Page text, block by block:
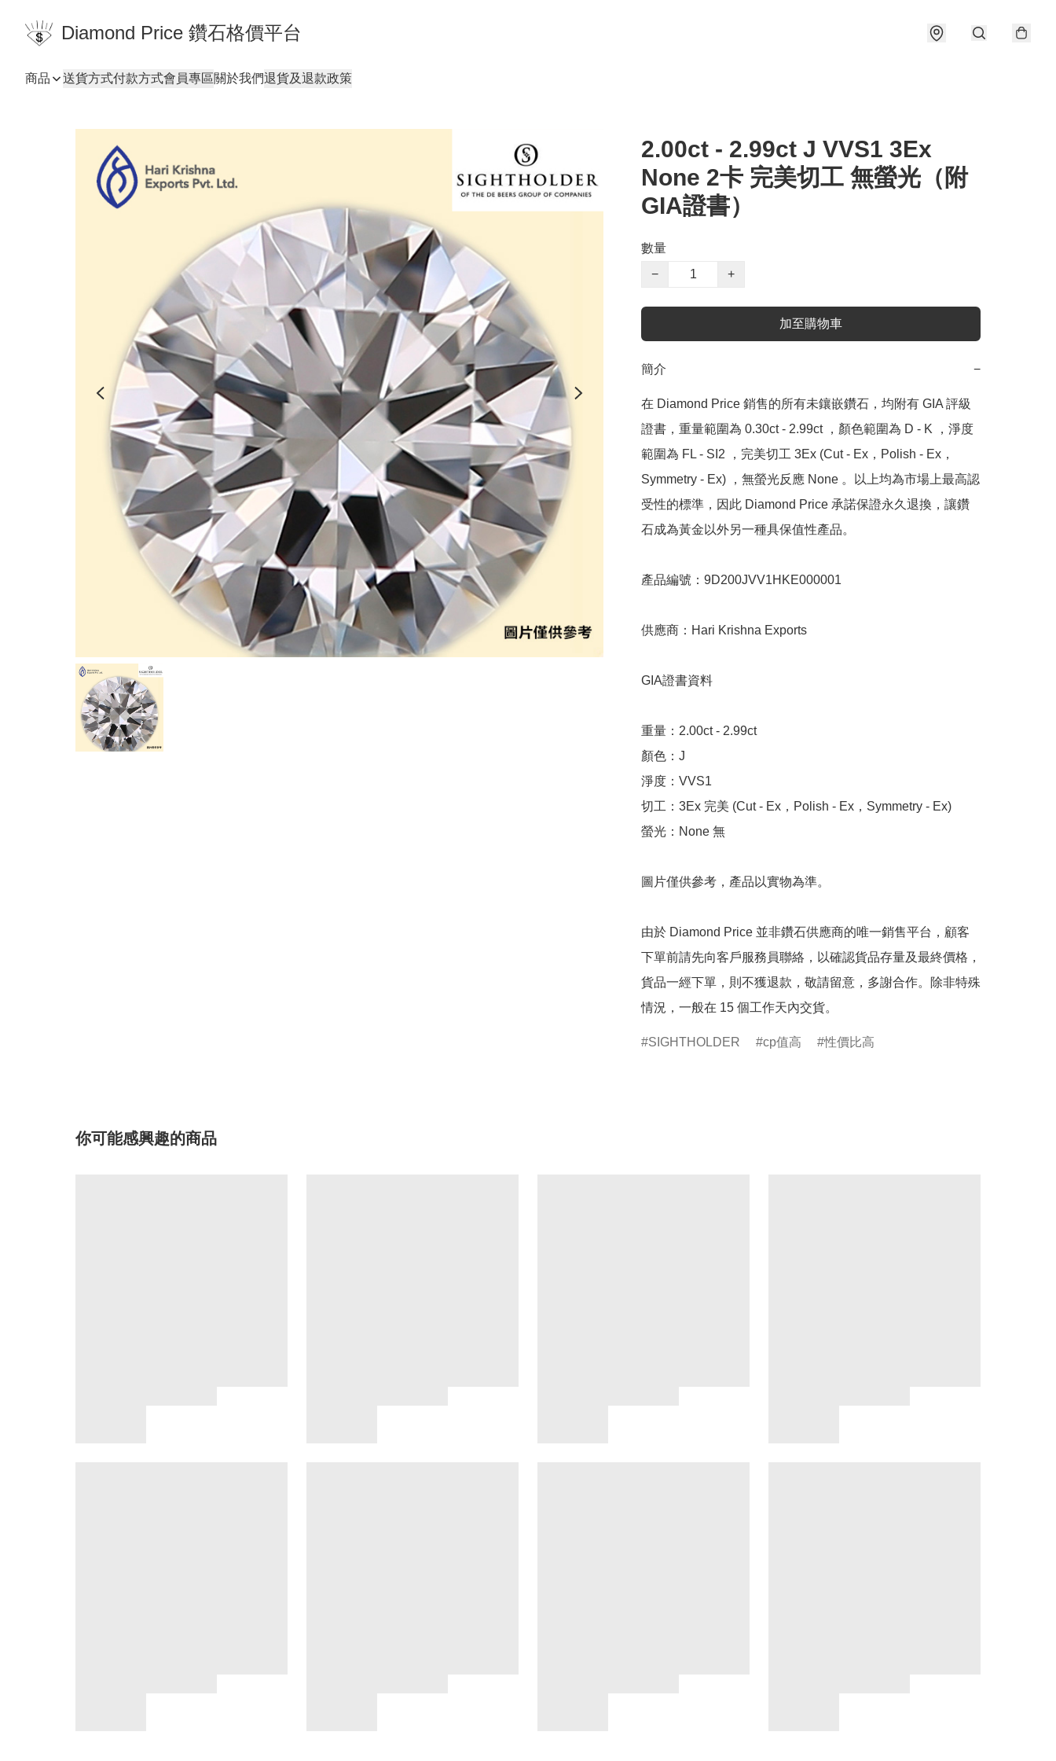
Diamond Price 鑽石格價平台
商品 送貨方式付款方式會員專區關於我們退貨及退款政策
2.00ct - 2.99ct J VVS1 3Ex
None 2卡 完美切工 無螢光（附
GIA證書）
數量
−
+
加至購物車
簡介 −
在 Diamond Price 銷售的所有未鑲嵌鑽石，均附有 GIA 評級
證書，重量範圍為 0.30ct - 2.99ct ，顏色範圍為 D - K ，淨度
範圍為 FL - SI2 ，完美切工 3Ex (Cut - Ex，Polish - Ex，
Symmetry - Ex) ，無螢光反應 None 。以上均為市場上最高認
受性的標準，因此 Diamond Price 承諾保證永久退換，讓鑽
石成為黃金以外另一種具保值性產品。
產品編號：9D200JVV1HKE000001
供應商：Hari Krishna Exports
GIA證書資料
重量：2.00ct - 2.99ct
顏色：J
淨度：VVS1
切工：3Ex 完美 (Cut - Ex，Polish - Ex，Symmetry - Ex)
螢光：None 無
圖片僅供參考，產品以實物為準。
由於 Diamond Price 並非鑽石供應商的唯一銷售平台，顧客
下單前請先向客戶服務員聯絡，以確認貨品存量及最終價格，
貨品一經下單，則不獲退款，敬請留意，多謝合作。除非特殊
情況，一般在 15 個工作天內交貨。
SIGHTHOLDER cp值高 性價比高
你可能感興趣的商品